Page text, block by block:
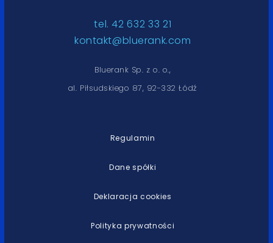
tel. 42 632 33 21
kontakt@bluerank.com
Bluerank Sp. z o. o.,
al. Piłsudskiego 87, 92-332 Łódź
Regulamin
Dane spółki
Deklaracja cookies
Polityka prywatności